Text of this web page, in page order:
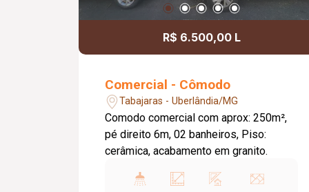
R$ 6.500,00 L
Comercial - Cômodo
Tabajaras - Uberlândia/MG
Comodo comercial com aprox: 250m²,
pé direito 6m, 02 banheiros, Piso:
cerâmica, acabamento em granito.